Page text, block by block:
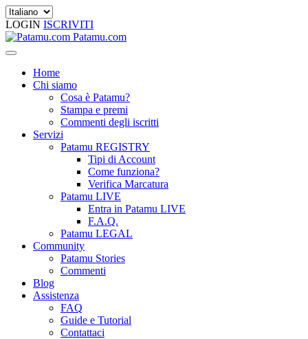
LOGIN ISCRIVITI
Patamu.com
Home
Chi siamo
Cosa è Patamu?
Stampa e premi
Commenti degli iscritti
Servizi
Patamu REGISTRY
Tipi di Account
Come funziona?
Verifica Marcatura
Patamu LIVE
Entra in Patamu LIVE
F.A.Q.
Patamu LEGAL
Community
Patamu Stories
Commenti
Blog
Assistenza
FAQ
Guide e Tutorial
Contattaci